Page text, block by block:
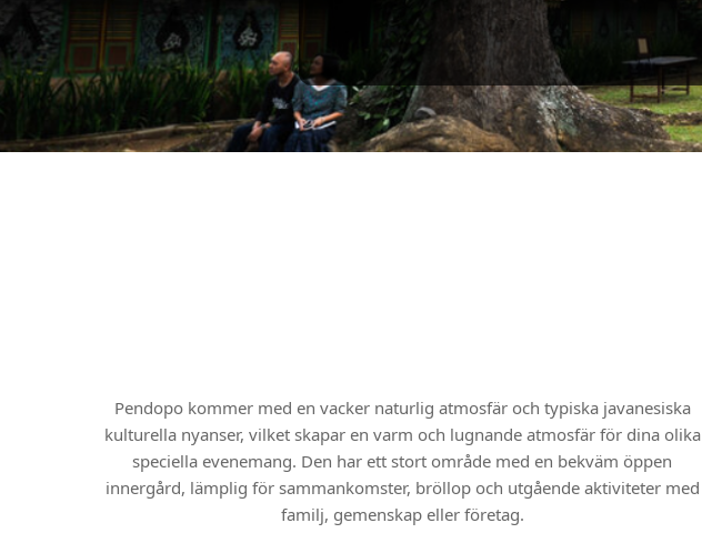
Pendopo kommer med en vacker naturlig atmosfär och typiska javanesiska
kulturella nyanser, vilket skapar en varm och lugnande atmosfär för dina olika
speciella evenemang. Den har ett stort område med en bekväm öppen
innergård, lämplig för sammankomster, bröllop och utgående aktiviteter med
familj, gemenskap eller företag.